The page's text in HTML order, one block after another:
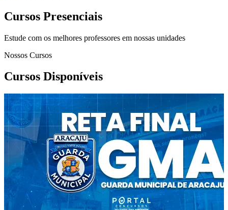
Cursos Presenciais
Estude com os melhores professores em nossas unidades
Nossos Cursos
Cursos Disponíveis